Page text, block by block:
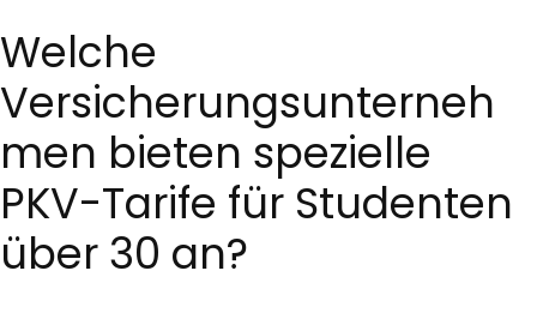
Welche
Versicherungsunterneh
men bieten spezielle
PKV-Tarife für Studenten
über 30 an?